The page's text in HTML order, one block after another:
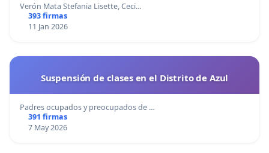
Verón Mata Stefania Lisette, Ceci…
393 firmas
11 Jan 2026
Suspensión de clases en el Distrito de Azul
Padres ocupados y preocupados de …
391 firmas
7 May 2026